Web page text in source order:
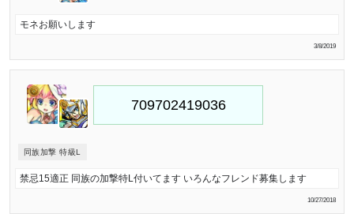
モネお願いします
3/8/2019
同族加撃 特級L
禁忌15適正 同族の加撃特L付いてます いろんなフレンド募集します
10/27/2018